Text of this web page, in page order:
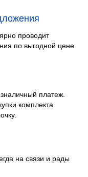
проводит
по выгодной цене.
платеж.
комплекта
на связи и рады